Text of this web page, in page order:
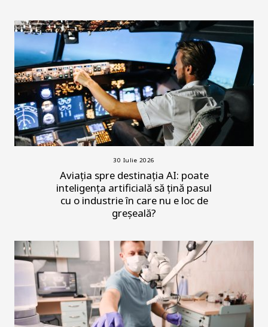
30 Iulie 2026
Aviația spre destinația AI: poate
inteligența artificială să țină pasul
cu o industrie în care nu e loc de
greșeală?